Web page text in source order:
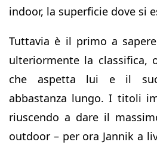
indoor, la superficie dove si
Tuttavia è il primo a
ulteriormente la classifica,
che aspetta lui e il
abbastanza lungo. I titoli
riuscendo a dare il
outdoor – per ora Jannik a